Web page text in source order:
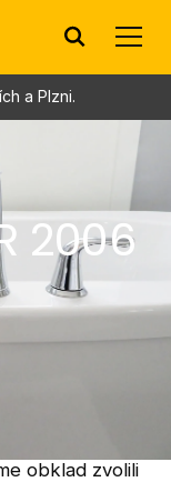
a Plzni.
2006
výstavy
obklad zvolili